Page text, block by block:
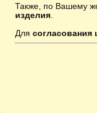
Также, по Вашему
изделия
Для согласования